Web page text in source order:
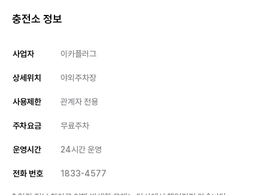
충전소 정보
사업자 이카플러그
상세위치 야외주차장
사용제한 관계자 전용
주차요금 무료주차
운영시간 24시간 운영
전화 번호 1833-4577